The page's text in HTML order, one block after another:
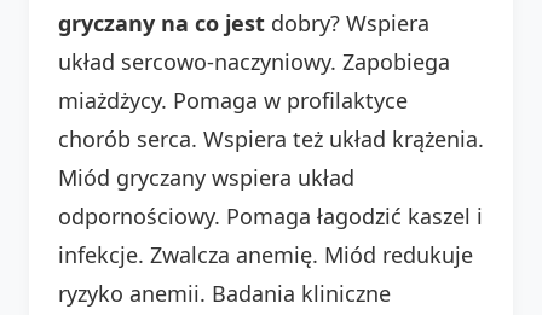
gryczany na co jest dobry? Wspiera
układ sercowo-naczyniowy. Zapobiega
miażdżycy. Pomaga w profilaktyce
chorób serca. Wspiera też układ krążenia.
Miód gryczany wspiera układ
odpornościowy. Pomaga łagodzić kaszel i
infekcje. Zwalcza anemię. Miód redukuje
ryzyko anemii. Badania kliniczne